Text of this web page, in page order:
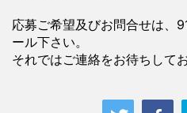
応募ご希望及びお問合せは
ール下さい。
それではご連絡をお待ちしてお